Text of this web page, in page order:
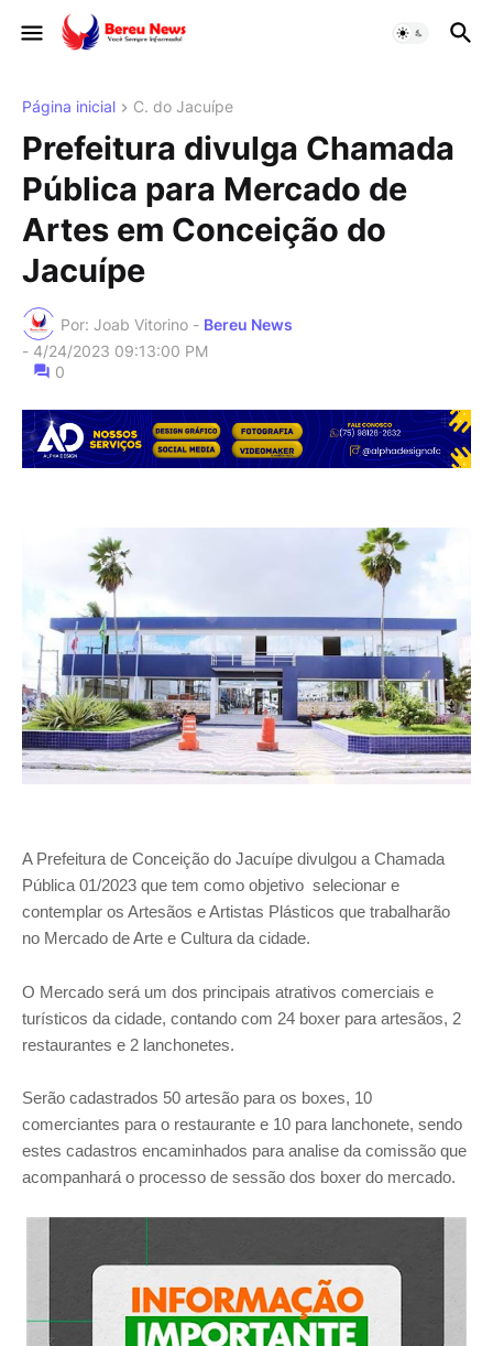
Página inicial C. do Jacuípe
Prefeitura divulga Chamada
Pública para Mercado de
Artes em Conceição do
Jacuípe
Por: Joab Vitorino - Bereu News
- 4/24/2023 09:13:00 PM
0
A Prefeitura de Conceição do Jacuípe divulgou a Chamada
Pública 01/2023 que tem como objetivo selecionar e
contemplar os Artesãos e Artistas Plásticos que trabalharão
no Mercado de Arte e Cultura da cidade.
O Mercado será um dos principais atrativos comerciais e
turísticos da cidade, contando com 24 boxer para artesãos, 2
restaurantes e 2 lanchonetes.
Serão cadastrados 50 artesão para os boxes, 10
comerciantes para o restaurante e 10 para lanchonete, sendo
estes cadastros encaminhados para analise da comissão que
acompanhará o processo de sessão dos boxer do mercado.